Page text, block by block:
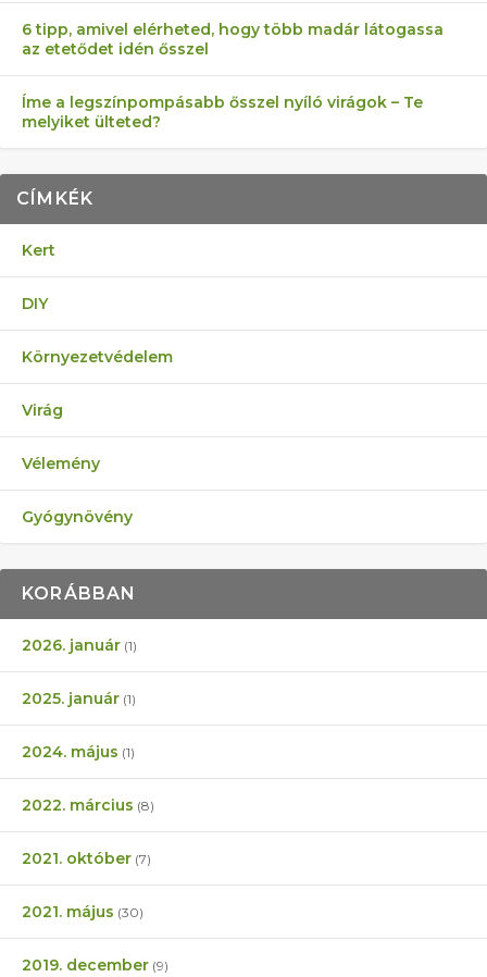
6 tipp, amivel elérheted, hogy több madár látogassa
az etetődet idén ősszel
Íme a legszínpompásabb ősszel nyíló virágok – Te
melyiket ülteted?
CÍMKÉK
Kert
DIY
Környezetvédelem
Virág
Vélemény
Gyógynövény
KORÁBBAN
2026. január (1)
2025. január (1)
2024. május (1)
2022. március (8)
2021. október (7)
2021. május (30)
2019. december (9)